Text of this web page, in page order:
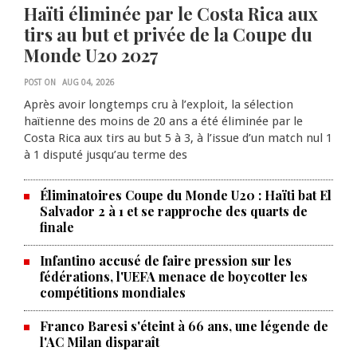
Haïti éliminée par le Costa Rica aux
tirs au but et privée de la Coupe du
Monde U20 2027
POST ON AUG 04, 2026
Après avoir longtemps cru à l’exploit, la sélection
haïtienne des moins de 20 ans a été éliminée par le
Costa Rica aux tirs au but 5 à 3, à l’issue d’un match nul 1
à 1 disputé jusqu’au terme des
Éliminatoires Coupe du Monde U20 : Haïti bat El
Salvador 2 à 1 et se rapproche des quarts de
finale
Infantino accusé de faire pression sur les
fédérations, l'UEFA menace de boycotter les
compétitions mondiales
Franco Baresi s'éteint à 66 ans, une légende de
l'AC Milan disparaît